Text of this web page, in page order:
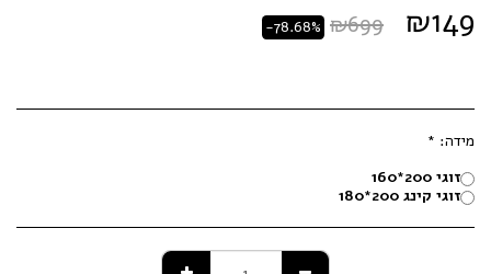
₪149
₪699
-78.68%
מידה: *
זוגי 200*160
זוגי קינג 200*180